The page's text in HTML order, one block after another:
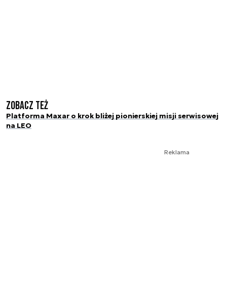
Zobacz też
Platforma Maxar o krok bliżej pionierskiej misji serwisowej
na LEO
Reklama